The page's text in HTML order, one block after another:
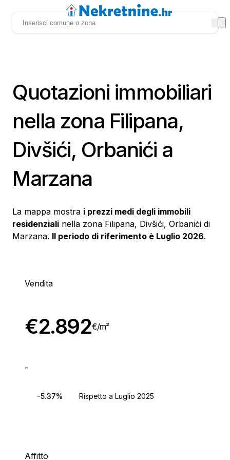
Quotazioni immobiliari
nella zona Filipana,
Divšići, Orbanići a
Marzana
La mappa mostra i prezzi medi degli immobili
residenziali nella zona Filipana, Divšići, Orbanići di
Marzana. Il periodo di riferimento è Luglio 2026.
Vendita
€2.892€/m²
-
-5.37% Rispetto a Luglio 2025
Affitto